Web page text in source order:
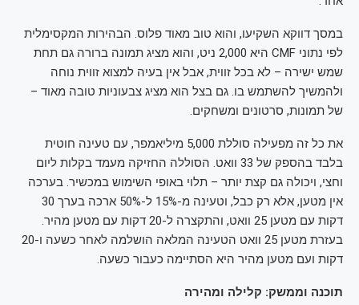
במסך דווקא השקיעו, והוא טוב מאוד פלוס. הבהירות המקסימלית
לפי נתוני CMF היא 2,000 ניט, והוא מציג תמונה ברורה גם תחת
שמש ישירה – לא בכל זווית, אבל אין בעיה למצוא זווית נוחה
ולהמשיך להשתמש בו. גם בצל הוא מציג צבעוניות טובה מאוד –
של תמונות, סרטונים ומשחקים.
את כל זה מפעילה סוללת 5,000 מיליאמפר, עם טעינה חוטית
בלבד בהספק של 33 וואט. הסוללה החזיקה מעמד בקלות ליום
וחצי, ויכולה גם קצת יותר – תלוי באופי השימוש במכשיר. בערכה
אין מטען, אלא רק כבל, וטעינה מ-15% ל-50% ארכה בערך 30
דקות עם מטען 25 וואט, והתקצרה ל-20 דקות עם מטען מהיר.
בעזרת מטען 25 וואט הטעינה המלאה הושלמה לאחר כשעה ו-20
דקות ועם מטען מהיר היא הסתיימה כעבור כשעה.
תוכנה וממשק: קלילה ומהירה